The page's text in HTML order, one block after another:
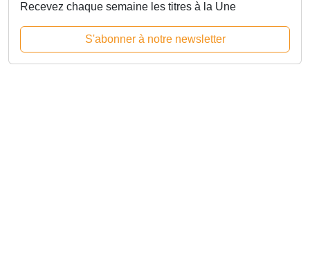
Recevez chaque semaine les titres à la Une
S'abonner à notre newsletter